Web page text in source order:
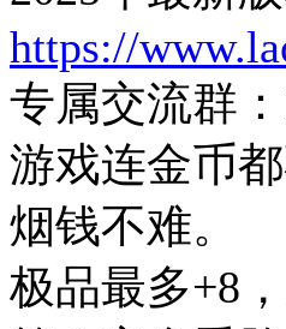
https://
专属交流群：
游戏连金币
烟钱不难。
极品最多+8